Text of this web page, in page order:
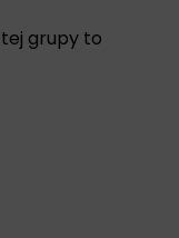
grupy to